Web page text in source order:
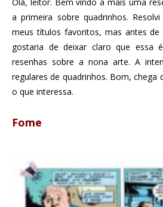
a primeira sobre quadrinhos.
meus títulos favoritos, mas antes de
gostaria de deixar claro que essa
resenhas sobre a nona arte. A
regulares de quadrinhos. Bom, chega
o que interessa.
Fome